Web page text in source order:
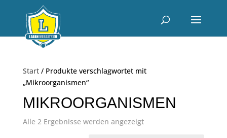
Start/ Produkte verschlagwortet mit
„Mikroorganismen“
MIKROORGANISMEN
Alle 2 Ergebnisse werden angezeigt